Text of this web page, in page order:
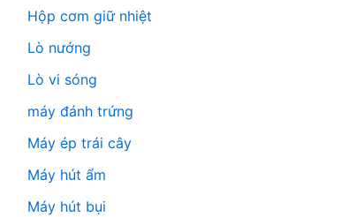
Hộp cơm giữ nhiệt
Lò nướng
Lò vi sóng
máy đánh trứng
Máy ép trái cây
Máy hút ẩm
Máy hút bụi